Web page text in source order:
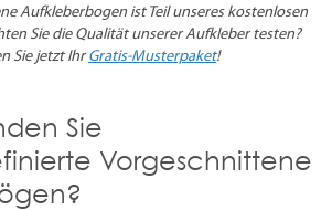
Aufkleberbogen ist Teil unseres kostenlosen
Sie die Qualität unserer Aufkleber testen?
Sie jetzt IhrGratis-Musterpaket!
Sie
Vorgeschnittene